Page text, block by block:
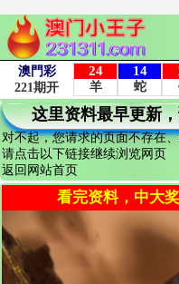
这里资料最早更新
对不起，您请求的页面不存在
请点击以下链接继续浏览网页
返回网站首页
看完资料，中大